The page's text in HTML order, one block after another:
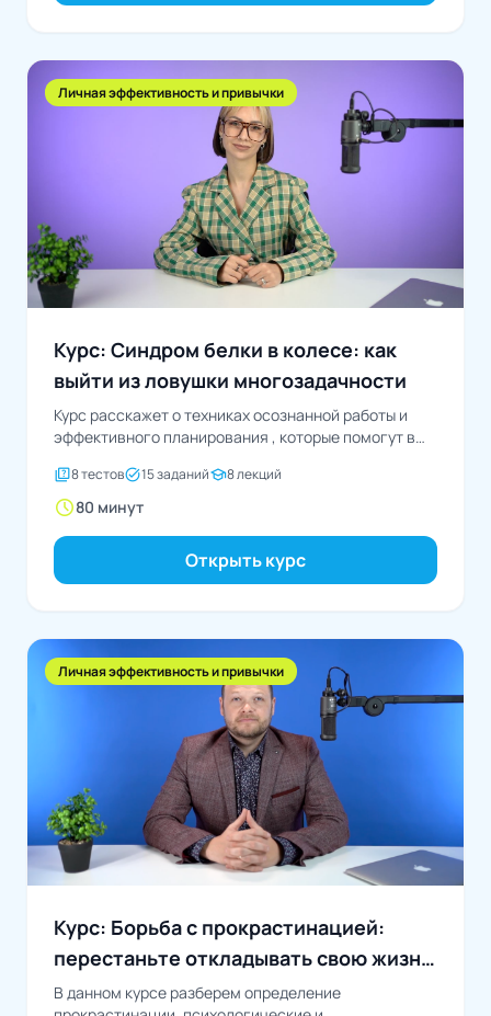
Личная эффективность и привычки
Курс: Синдром белки в колесе: как
выйти из ловушки многозадачности
Курс расскажет о техниках осознанной работы и
эффективного планирования , которые помогут в
quiz8 тестовtask_alt15 заданийschool8 лекций
schedule80 минут
Открыть курс
Личная эффективность и привычки
Курс: Борьба с прокрастинацией:
перестаньте откладывать свою жизнь
на потом
В данном курсе разберем определение